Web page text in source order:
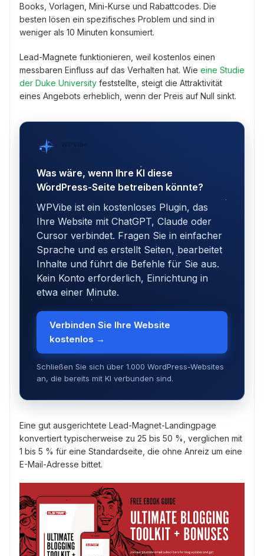
Books, Vorlagen, Mini-Kurse und Rabattcodes. Die
besten lösen ein spezifisches Problem und sind in
weniger als 10 Minuten konsumiert.
Lead-Magnete funktionieren, weil kostenlos einen
messbaren Einfluss auf das Verhalten hat. Wie eine Studie
der Duke University feststellte, steigt die Attraktivität
eines Angebots erheblich, wenn der Preis auf Null sinkt.
WPVibe
Was wäre, wenn Ihre KI diese
WordPress-Seite betreiben könnte?
WPVibe ist ein kostenloses Plugin, das
Ihre Website mit ChatGPT, Claude oder
Cursor verbindet. Fragen Sie in einfacher
Sprache und es erstellt Seiten, bearbeitet
Inhalte und führt die Befehle für Sie aus.
Kein Konto erforderlich, Einrichtung in
etwa einer Minute.
Verbinden Sie Ihre Website
kostenlos →
Schließen Sie sich über 1.000 WordPress-Websites
an, die bereits mit KI verbunden sind.
Eine gut ausgerichtete Lead-Magnet-Landingpage
konvertiert typischerweise zu 25 bis 50 %, verglichen mit
1 bis 5 % für eine Standardseite, die ohne Anreiz um eine
E-Mail-Adresse bittet.